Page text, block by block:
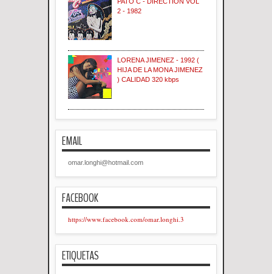
2 - 1982
LORENA JIMENEZ - 1992 (
HIJA DE LA MONA JIMENEZ
) CALIDAD 320 kbps
EMAIL
omar.longhi@hotmail.com
FACEBOOK
https://www.facebook.com/omar.longhi.3
ETIQUETAS